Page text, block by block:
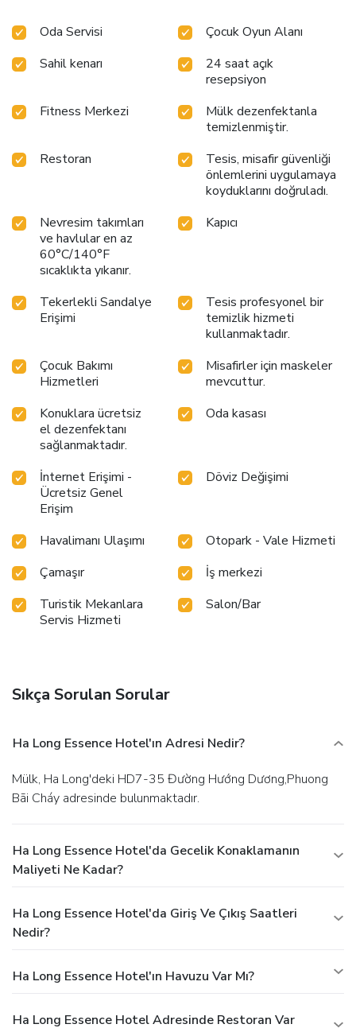
Oda Servisi
Çocuk Oyun Alanı
Sahil kenarı
24 saat açık
resepsiyon
Fitness Merkezi
Mülk dezenfektanla
temizlenmiştir.
Restoran
Tesis, misafir güvenliği
önlemlerini uygulamaya
koyduklarını doğruladı.
Nevresim takımları
ve havlular en az
60°C/140°F
sıcaklıkta yıkanır.
Kapıcı
Tekerlekli Sandalye
Erişimi
Tesis profesyonel bir
temizlik hizmeti
kullanmaktadır.
Çocuk Bakımı
Hizmetleri
Misafirler için maskeler
mevcuttur.
Konuklara ücretsiz
el dezenfektanı
sağlanmaktadır.
Oda kasası
İnternet Erişimi -
Ücretsiz Genel
Erişim
Döviz Değişimi
Havalimanı Ulaşımı
Otopark - Vale Hizmeti
Çamaşır
İş merkezi
Turistik Mekanlara
Servis Hizmeti
Salon/Bar
Sıkça Sorulan Sorular
Ha Long Essence Hotel'ın Adresi Nedir?
Mülk, Ha Long'deki HD7-35 Đường Hướng Dương,Phuong
Bãi Cháy adresinde bulunmaktadır.
Ha Long Essence Hotel'da Gecelik Konaklamanın
Maliyeti Ne Kadar?
Ha Long Essence Hotel'da Giriş Ve Çıkış Saatleri
Nedir?
Ha Long Essence Hotel'ın Havuzu Var Mı?
Ha Long Essence Hotel Adresinde Restoran Var